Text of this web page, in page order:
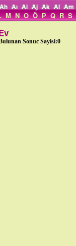
Ah Aı Ai Aj Ak Al Am
M N O Ö P Q R S
Sonuc Sayisi:0